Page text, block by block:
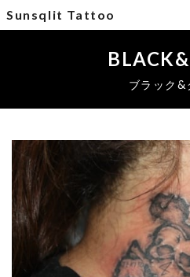
Sunsqlit Tattoo
ブラック&